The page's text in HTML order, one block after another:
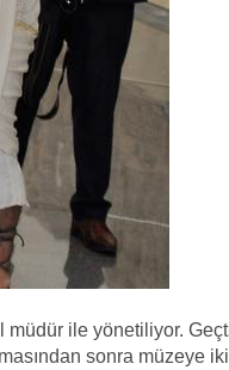
ile yönetiliyor.
sonra müzeye